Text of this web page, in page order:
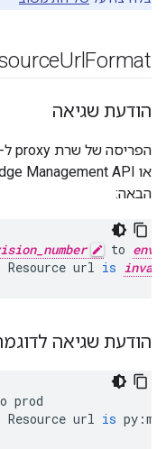
UrlFormat
הודעת שגיאה
הבאה:
to
Resource url is
הודעת שגיאה
prod
Resource url is py :